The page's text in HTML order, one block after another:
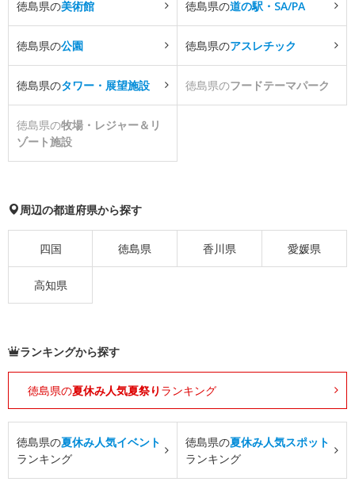
徳島県の美術館 徳島県の道の駅・SA/PA
徳島県の公園 徳島県のアスレチック
徳島県のタワー・展望施設 徳島県のフードテーマパーク
徳島県の牧場・レジャー＆リ
ゾート施設
周辺の都道府県から探す
四国 徳島県 香川県 愛媛県
高知県
ランキングから探す
徳島県の夏休み人気夏祭り ランキング
徳島県の夏休み人気イベント
ランキング
徳島県の夏休み人気スポット
ランキング